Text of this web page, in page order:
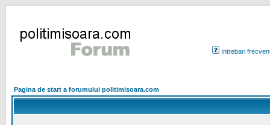
Intrebari
Pagina de start a forumului politimisoara.com